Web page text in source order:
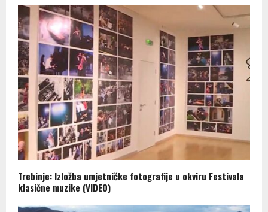
Trebinje: Izložba umjetničke fotografije u okviru Festivala
klasične muzike (VIDEO)